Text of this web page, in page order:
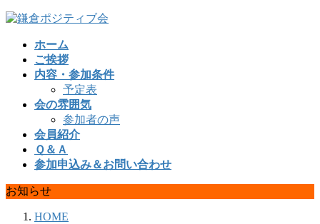
コ
ナ
ホーム
ご挨拶
内容・参加条件
予定表
会の雰囲気
参加者の声
会員紹介
Ｑ＆Ａ
参加申込み＆お問い合わせ
お知らせ
HOME